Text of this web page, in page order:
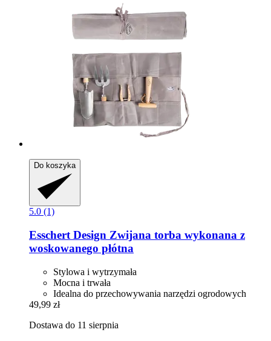
Do koszyka
5.0 (1)
Esschert Design Zwijana torba wykonana z
woskowanego płótna
Stylowa i wytrzymała
Mocna i trwała
Idealna do przechowywania narzędzi ogrodowych
49,99 zł
Dostawa do 11 sierpnia